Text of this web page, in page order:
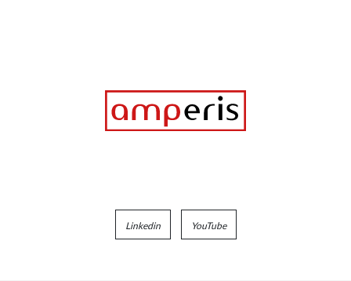
Linkedin YouTube